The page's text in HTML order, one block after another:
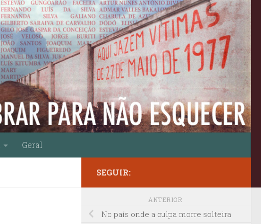
Geral
SEGUIR:
ANTERIOR
No país onde a culpa morre solteira